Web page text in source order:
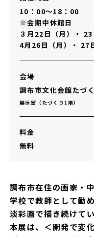
10：00～18：00
※会期中休館日
３月22日（月）・ 23
4月26日（月）・ 27
会場
調布市文化会館たづ
展示室（たづくり1階）
料金
無料
調布市在住の画家・
学校で教師として勤
淡彩画で描き続けてい
本展は、＜開発で変